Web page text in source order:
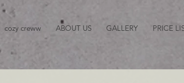
cozy creww ABOUT US GALLERY PRICE